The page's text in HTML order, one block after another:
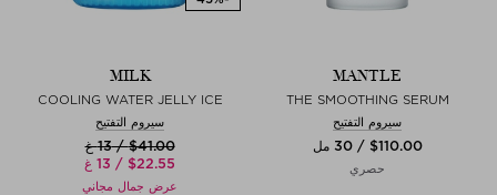
MANTLE
THE SMOOTHING SERUM
سيروم التفتيح
$‌110.00 / 30 مل
حصري
MILK
COOLING WATER JELLY ICE
سيروم التفتيح
$‌41.00 / 13 غ
$‌22.55 / 13 غ
عرض جمال مجاني